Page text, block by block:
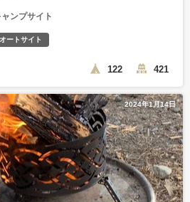
ンプサイト
オートサイト
122 421
2024年1月14日